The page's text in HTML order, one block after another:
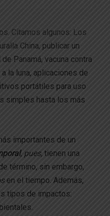
Citamos algunos: Los
China, publicar un
Panamá, vacuna contra
la luna, aplicaciones de
portátiles para uso
simples hasta los más
importantes de un
, pues, tienen una
término, sin embargo,
en el tiempo. Además,
tipos de impactos: